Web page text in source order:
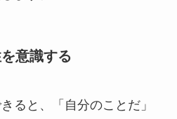
意識する
ると、「自分のことだ」